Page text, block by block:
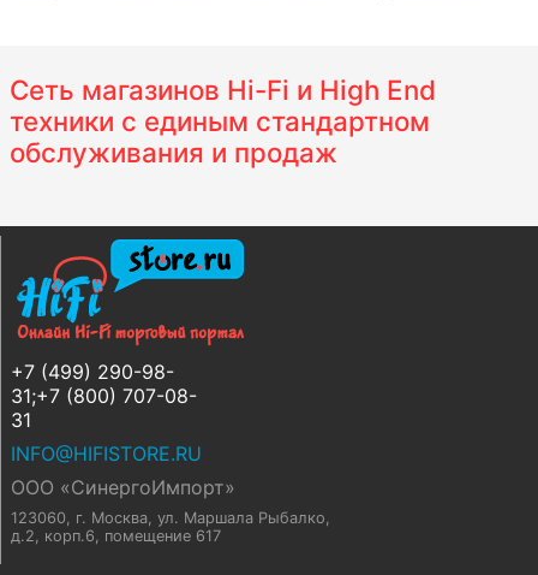
Сеть магазинов Hi-Fi и High End
техники с единым стандартном
обслуживания и продаж
+7 (499) 290-98-
31;+7 (800) 707-08-
31
INFO@HIFISTORE.RU
ООО «СинергоИмпорт»
123060, г. Москва, ул. Маршала Рыбалко,
д.2, корп.6, помещение 617